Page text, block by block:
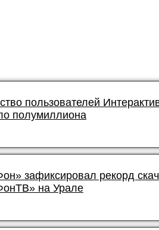
пользователей
полумиллиона
зафиксировал рекорд
на Урале